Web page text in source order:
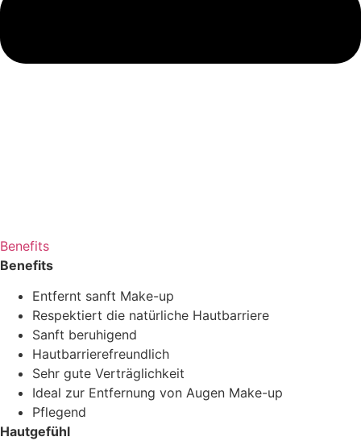
Benefits
Benefits
Entfernt sanft Make-up
Respektiert die natürliche Hautbarriere
Sanft beruhigend
Hautbarrierefreundlich
Sehr gute Verträglichkeit
Ideal zur Entfernung von Augen Make-up
Pflegend
Hautgefühl